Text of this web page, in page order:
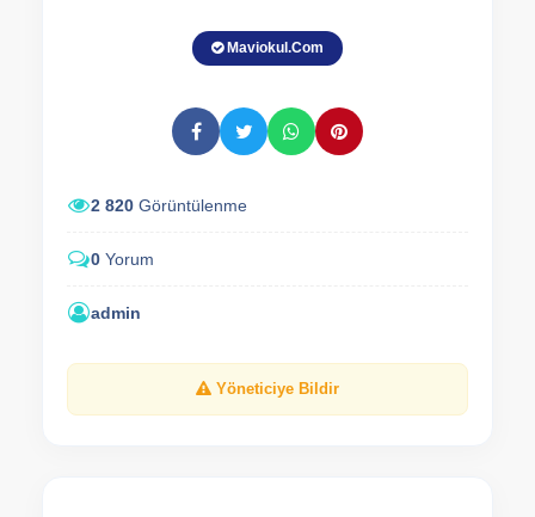
Maviokul.Com
2 820 Görüntülenme
0 Yorum
admin
Yöneticiye Bildir